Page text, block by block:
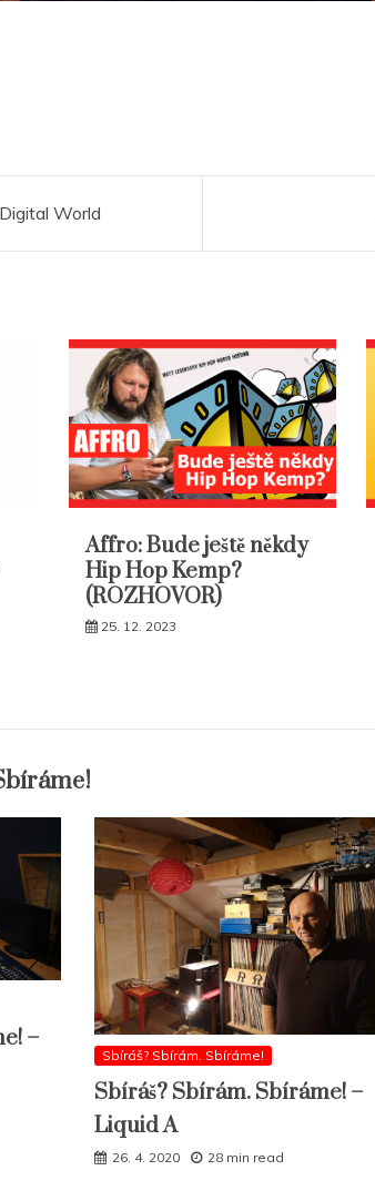
World
Affro: Bude ještě někdy
Hip Hop Kemp?
(ROZHOVOR)
25. 12. 2023
–
Sbíráš? Sbírám. Sbíráme!
Sbíráš? Sbírám. Sbíráme! –
Liquid A
26. 4. 2020 28 min read